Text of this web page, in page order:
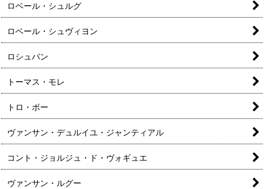
ロベール・シュルグ
ロベール・シュヴィヨン
ロシュバン
トーマス・モレ
トロ・ボー
ヴァンサン・デュルイユ・ジャンティアル
コント・ジョルジュ・ド・ヴォギュエ
ヴァンサン・ルグー